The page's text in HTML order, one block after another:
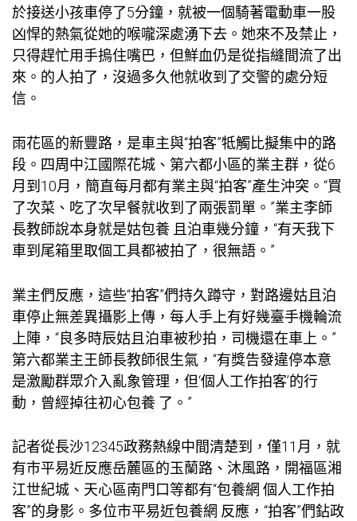
於接送小孩車停了5分鐘，就被一個騎著電動車一股
凶悍的熱氣從她的喉嚨深處湧下去。她來不及禁止，
只得趕忙用手摀住嘴巴，但鮮血仍是從指縫間流了出
來。的人拍了，沒過多久他就收到了交警的處分短
信。
雨花區的新豐路，是車主與“拍客”牴觸比擬集中的路
段。四周中江國際花城、第六都小區的業主群，從6
月到10月，簡直每月都有業主與“拍客”產生沖突。“買
了次菜、吃了次早餐就收到了兩張罰單。”業主李師
長教師說本身就是姑包養 且泊車幾分鐘，“有天我下
車到尾箱里取個工具都被拍了，很無語。”
業主們反應，這些“拍客”們持久蹲守，對路邊姑且泊
車停止無差異攝影上傳，每人手上有好幾臺手機輪流
上陣，“良多時辰姑且泊車被秒拍，司機還在車上。”
第六都業主王師長教師很生氣，“有獎告發違停本意
是激勵群眾介入亂象管理，但‘個人工作拍客’的行
動，曾經掉往初心包養 了。”
記者從長沙12345政務熱線中間清楚到，僅11月，就
有市平易近反應岳麓區的玉蘭路、沐風路，開福區湘
江世紀城、天心區南門口等都有“包養網 個人工作拍
客”的身影。多位市平易近包養網 反應，“拍客”們鉆政